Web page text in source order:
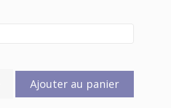
Ajouter au panier